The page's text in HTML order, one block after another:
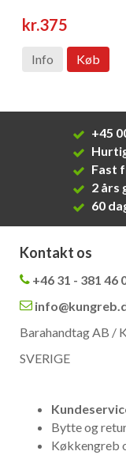
kr.375
Info Køb
+45
Fast
2 års
60
Kontakt os
+46 31 - 381 46
Barahandtag AB /
SVERIGE
Bytte og
Køkkengreb